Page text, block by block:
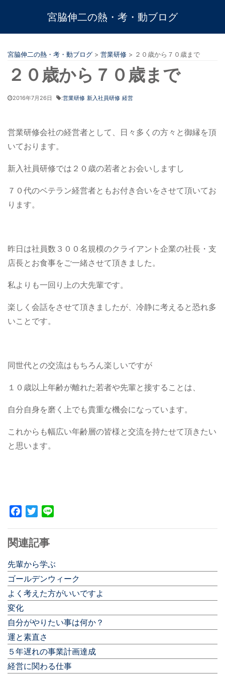
宮脇伸二の熱・考・動ブログ
宮脇伸二の熱・考・動ブログ > 営業研修 > ２０歳から７０歳まで
２０歳から７０歳まで
2016年7月26日 :営業研修 新入社員研修 経営
営業研修会社の経営者として、日々多くの方々と御縁を頂
いております。
新入社員研修では２０歳の若者とお会いしますし
７０代のベテラン経営者ともお付き合いをさせて頂いてお
ります。
昨日は社員数３００名規模のクライアント企業の社長・支
店長とお食事をご一緒させて頂きました。
私よりも一回り上の大先輩です。
楽しく会話をさせて頂きましたが、冷静に考えると恐れ多
いことです。
同世代との交流はもちろん楽しいですが
１０歳以上年齢が離れた若者や先輩と接することは、
自分自身を磨く上でも貴重な機会になっています。
これからも幅広い年齢層の皆様と交流を持たせて頂きたい
と思います。
Facebook
Twitter
関連記事
先輩から学ぶ
ゴールデンウィーク
よく考えた方がいいですよ
変化
自分がやりたい事は何か？
運と素直さ
５年遅れの事業計画達成
経営に関わる仕事